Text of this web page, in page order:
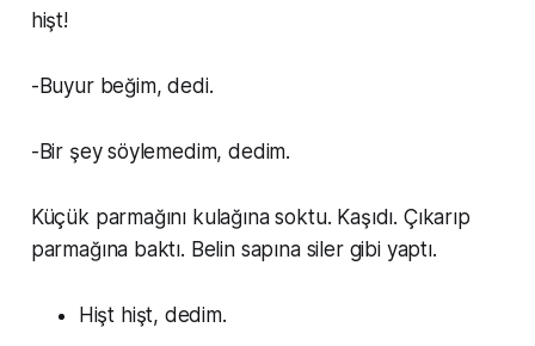
hişt!
-Buyur beğim, dedi.
-Bir şey söylemedim, dedim.
Küçük parmağını kulağına soktu. Kaşıdı. Çıkarıp
parmağına baktı. Belin sapına siler gibi yaptı.
Hişt hişt, dedim.